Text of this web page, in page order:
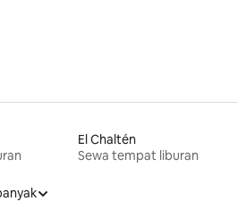
El Chaltén
Sewa tempat liburan